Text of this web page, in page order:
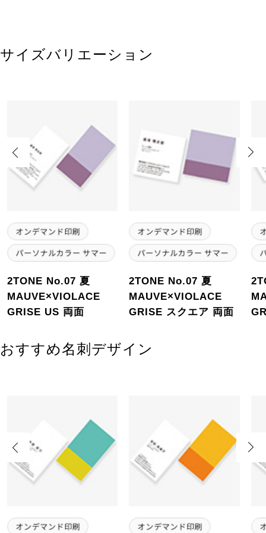
サイズバリエーション
2TONE No.07 夏
MAUVE×VIOLACE
GRISE US 両面
2TONE No.07 夏
MAUVE×VIOLACE
GRISE スクエア 両面
Previous
おすすめ名刺デザイン
Previous